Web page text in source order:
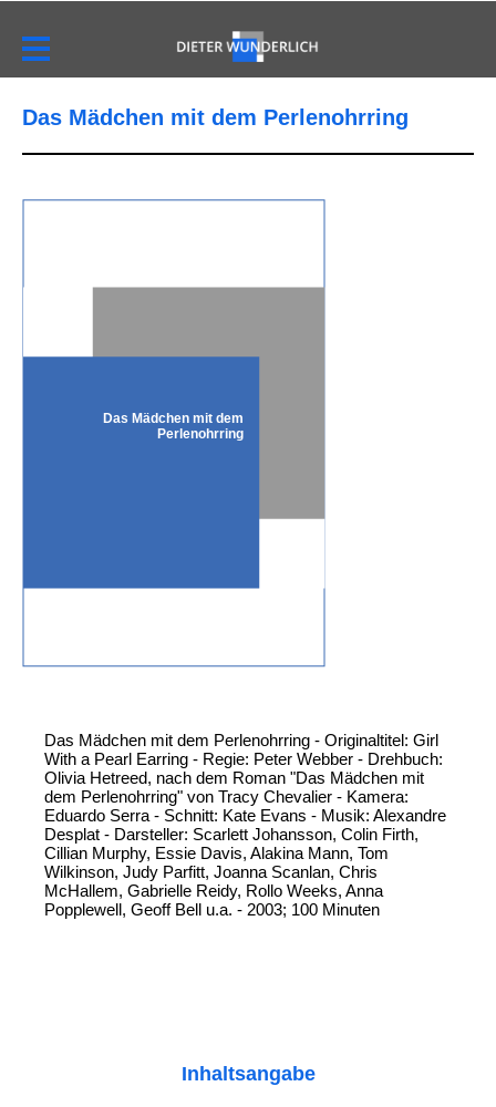
Das Mädchen mit dem Perlenohrring
Das Mädchen mit dem
Perlenohrring
Das Mädchen mit dem Perlenohrring - Originaltitel: Girl
With a Pearl Earring - Regie: Peter Webber - Drehbuch:
Olivia Hetreed, nach dem Roman "Das Mädchen mit
dem Perlenohrring" von Tracy Chevalier - Kamera:
Eduardo Serra - Schnitt: Kate Evans - Musik: Alexandre
Desplat - Darsteller: Scarlett Johansson, Colin Firth,
Cillian Murphy, Essie Davis, Alakina Mann, Tom
Wilkinson, Judy Parfitt, Joanna Scanlan, Chris
McHallem, Gabrielle Reidy, Rollo Weeks, Anna
Popplewell, Geoff Bell u.a. - 2003; 100 Minuten
Inhaltsangabe